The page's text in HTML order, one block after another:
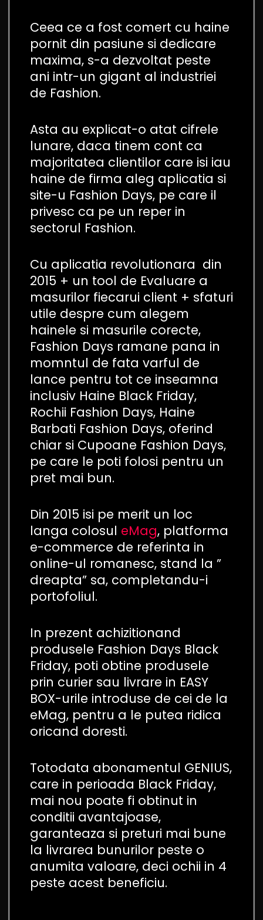
Ceea ce a fost comert cu haine
pornit din pasiune si dedicare
maxima, s-a dezvoltat peste
ani intr-un gigant al industriei
de Fashion.
Asta au explicat-o atat cifrele
lunare, daca tinem cont ca
majoritatea clientilor care isi iau
haine de firma aleg aplicatia si
site-u Fashion Days, pe care il
privesc ca pe un reper in
sectorul Fashion.
Cu aplicatia revolutionara din
2015 + un tool de Evaluare a
masurilor fiecarui client + sfaturi
utile despre cum alegem
hainele si masurile corecte,
Fashion Days ramane pana in
momntul de fata varful de
lance pentru tot ce inseamna
inclusiv Haine Black Friday,
Rochii Fashion Days, Haine
Barbati Fashion Days, oferind
chiar si Cupoane Fashion Days,
pe care le poti folosi pentru un
pret mai bun.
Din 2015 isi pe merit un loc
langa colosul eMag, platforma
e-commerce de referinta in
online-ul romanesc, stand la ”
dreapta” sa, completandu-i
portofoliul.
In prezent achizitionand
produsele Fashion Days Black
Friday, poti obtine produsele
prin curier sau livrare in EASY
BOX-urile introduse de cei de la
eMag, pentru a le putea ridica
oricand doresti.
Totodata abonamentul GENIUS,
care in perioada Black Friday,
mai nou poate fi obtinut in
conditii avantajoase,
garanteaza si preturi mai bune
la livrarea bunurilor peste o
anumita valoare, deci ochii in 4
peste acest beneficiu.